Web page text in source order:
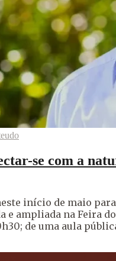
se com a
início de maio
e ampliada na Feira
de uma aula